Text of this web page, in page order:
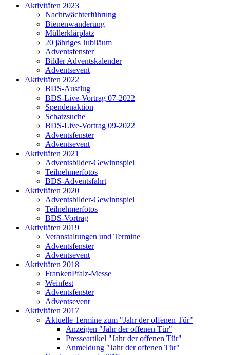
Aktivitäten 2023
Nachtwächterführung
Bienenwanderung
Müllerklärplatz
20 jähriges Jubiläum
Adventsfenster
Bilder Adventskalender
Adventsevent
Aktivitäten 2022
BDS-Ausflug
BDS-Live-Vortrag 07-2022
Spendenaktion
Schatzsuche
BDS-Live-Vortrag 09-2022
Adventsfenster
Adventsevent
Aktivitäten 2021
Adventsbilder-Gewinnspiel
Teilnehmerfotos
BDS-Adventsfahrt
Aktivitäten 2020
Adventsbilder-Gewinnspiel
Teilnehmerfotos
BDS-Vortrag
Aktivitäten 2019
Veranstaltungen und Termine
Adventsfenster
Adventsevent
Aktivitäten 2018
FrankenPfalz-Messe
Weinfest
Adventsfenster
Adventsevent
Aktivitäten 2017
Aktuelle Termine zum "Jahr der offenen Tür"
Anzeigen "Jahr der offenen Tür"
Presseartikel "Jahr der offenen Tür"
Anmeldung "Jahr der offenen Tür"